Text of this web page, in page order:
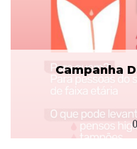
Campanha